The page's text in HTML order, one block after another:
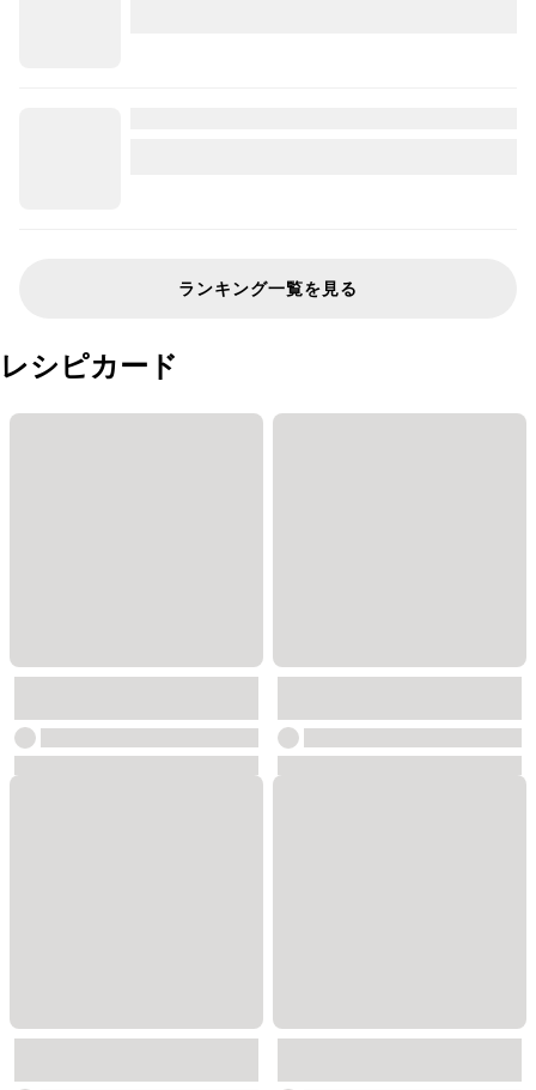
ランキング一覧を見る
レシピカード